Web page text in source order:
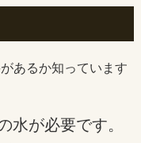
あるか知っています
水が必要です。